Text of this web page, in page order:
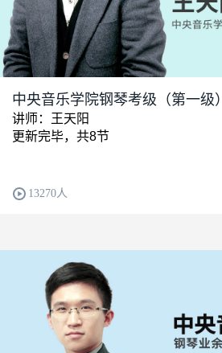
中央音乐学院钢琴考级（第一级）
讲师：王天阳
更新完毕，共8节
13270人